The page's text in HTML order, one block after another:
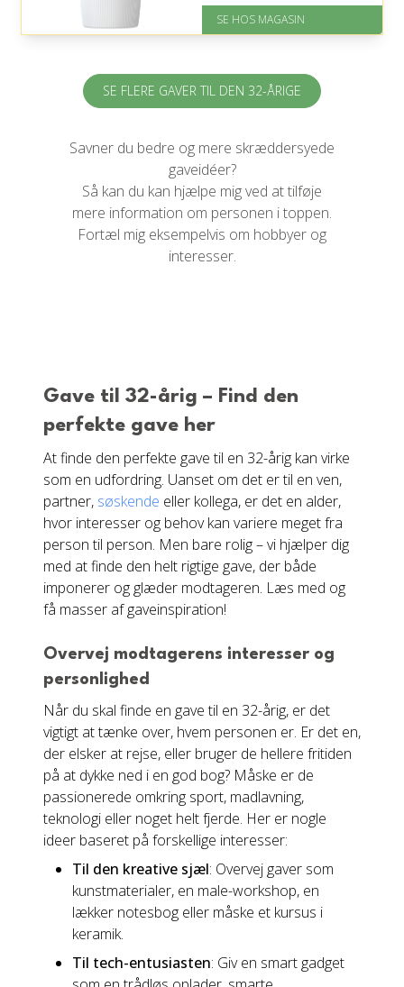
God Trustpilot rating på 4.1 ud
SE HOS MAGASIN
SE FLERE GAVER TIL DEN 32-ÅRIGE
Savner du bedre og mere skræddersyede
gaveidéer?
Så kan du kan hjælpe mig ved at tilføje
mere information om personen i toppen.
Fortæl mig eksempelvis om hobbyer og
interesser.
Gave til 32-årig – Find den
perfekte gave her
At finde den perfekte gave til en 32-årig kan virke
som en udfordring. Uanset om det er til en ven,
partner, søskende eller kollega, er det en alder,
hvor interesser og behov kan variere meget fra
person til person. Men bare rolig – vi hjælper dig
med at finde den helt rigtige gave, der både
imponerer og glæder modtageren. Læs med og
få masser af gaveinspiration!
Overvej modtagerens interesser og
personlighed
Når du skal finde en gave til en 32-årig, er det
vigtigt at tænke over, hvem personen er. Er det en,
der elsker at rejse, eller bruger de hellere fritiden
på at dykke ned i en god bog? Måske er de
passionerede omkring sport, madlavning,
teknologi eller noget helt fjerde. Her er nogle
ideer baseret på forskellige interesser:
Til den kreative sjæl: Overvej gaver som
kunstmaterialer, en male-workshop, en
lækker notesbog eller måske et kursus i
keramik.
Til tech-entusiasten: Giv en smart gadget